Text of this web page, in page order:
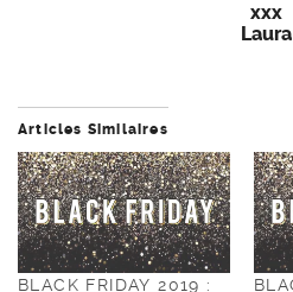
xxx
Laura
Articles Similaires
BLACK FRIDAY 2019 :